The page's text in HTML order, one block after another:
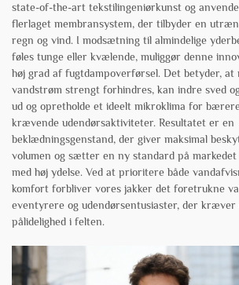
state-of-the-art tekstilingeniørkunst og
flerlaget membransystem, der tilbyder en
regn og vind. I modsætning til almindelige
føles tunge eller kvælende, muliggør denne
høj grad af fugtdampoverførsel. Det betyder, at
vandstrøm strengt forhindres, kan indre sved
ud og opretholde et ideelt mikroklima for
krævende udendørsaktiviteter. Resultatet er en
beklædningsgenstand, der giver maksimal
volumen og sætter en ny standard på
med høj ydelse. Ved at prioritere både
komfort forbliver vores jakker det foretrukne
eventyrere og udendørsentusiaster, der
pålidelighed i felten.